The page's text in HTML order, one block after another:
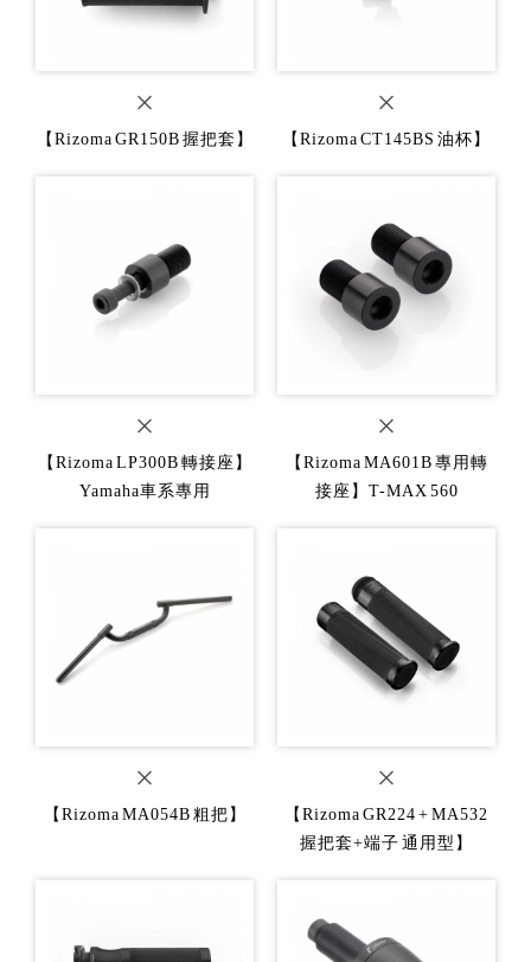
【Rizoma GR150B 握把套】 【Rizoma CT145BS 油杯】
【Rizoma LP300B 轉接座】
Yamaha車系專用
【Rizoma MA601B 專用轉
接座】T-MAX 560
【Rizoma MA054B 粗把】
【Rizoma GR224 + MA532
握把套+端子 通用型】